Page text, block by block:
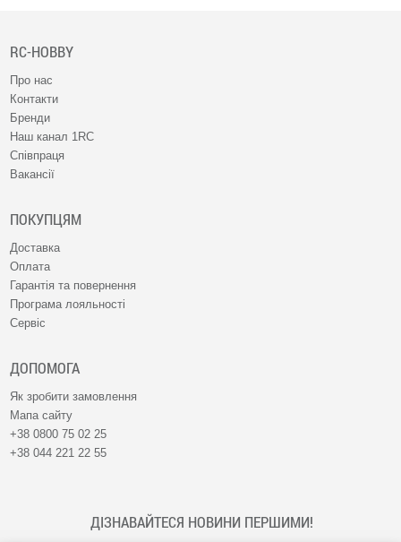
RC-HOBBY
Про нас
Контакти
Бренди
Наш канал 1RC
Співпраця
Вакансії
ПОКУПЦЯМ
Доставка
Оплата
Гарантія та повернення
Програма лояльності
Сервіс
ДОПОМОГА
Як зробити замовлення
Мапа сайту
+38 0800 75 02 25
+38 044 221 22 55
ДІЗНАВАЙТЕСЯ НОВИНИ ПЕРШИМИ!